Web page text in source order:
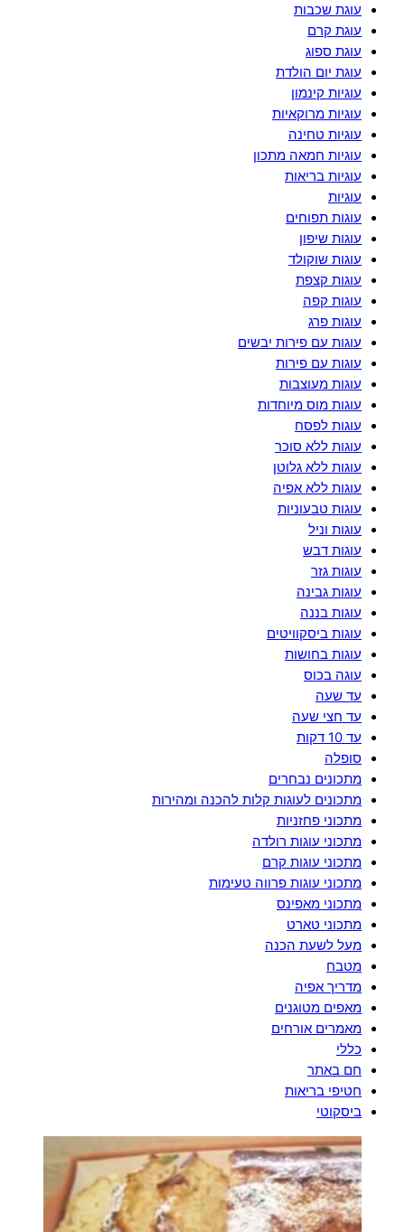
עוגת שכבות
עוגת קרם
עוגת ספוג
עוגת יום הולדת
עוגיות קינמון
עוגיות מרוקאיות
עוגיות טחינה
עוגיות חמאה מתכון
עוגיות בריאות
עוגיות
עוגות תפוחים
עוגות שיפון
עוגות שוקולד
עוגות קצפת
עוגות קפה
עוגות פרג
עוגות עם פירות יבשים
עוגות עם פירות
עוגות מעוצבות
עוגות מוס מיוחדות
עוגות לפסח
עוגות ללא סוכר
עוגות ללא גלוטן
עוגות ללא אפיה
עוגות טבעוניות
עוגות וניל
עוגות דבש
עוגות גזר
עוגות גבינה
עוגות בננה
עוגות ביסקוויטים
עוגות בחושות
עוגה בכוס
עד שעה
עד חצי שעה
עד 10 דקות
סופלה
מתכונים נבחרים
מתכונים לעוגות קלות להכנה ומהירות
מתכוני פחזניות
מתכוני עוגות רולדה
מתכוני עוגות קרם
מתכוני עוגות פרווה טעימות
מתכוני מאפינס
מתכוני טארט
מעל לשעת הכנה
מטבח
מדריך אפיה
מאפים מטוגנים
מאמרים אורחים
כללי
חם באתר
חטיפי בריאות
ביסקוטי